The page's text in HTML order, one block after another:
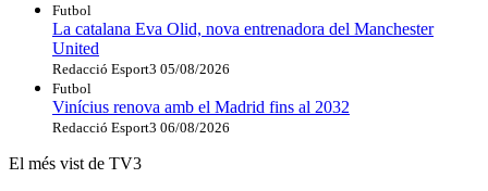
Futbol
La catalana Eva Olid, nova entrenadora del Manchester
United
Redacció Esport3 05/08/2026
Futbol
Vinícius renova amb el Madrid fins al 2032
Redacció Esport3 06/08/2026
El més vist de TV3